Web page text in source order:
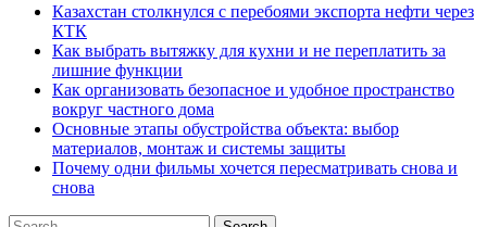
Казахстан столкнулся с перебоями экспорта нефти через
КТК
Как выбрать вытяжку для кухни и не переплатить за
лишние функции
Как организовать безопасное и удобное пространство
вокруг частного дома
Основные этапы обустройства объекта: выбор
материалов, монтаж и системы защиты
Почему одни фильмы хочется пересматривать снова и
снова